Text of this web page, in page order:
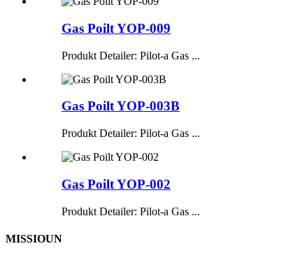
Gas Poilt YOP-009
Produkt Detailer: Pilot-a Gas ...
Gas Poilt YOP-003B
Produkt Detailer: Pilot-a Gas ...
Gas Poilt YOP-002
Produkt Detailer: Pilot-a Gas ...
MISSIOUN